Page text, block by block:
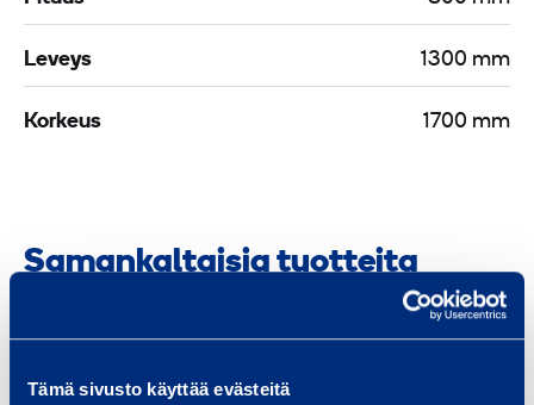
Tämä sivusto käyttää evästeitä
Leveys 1300 mm
Korkeus 1700 mm
Samankaltaisia tuotteita